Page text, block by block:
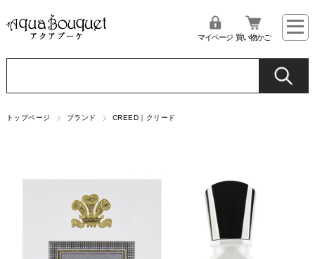
マイページ 買い物かご
トップページ ブランド CREED｜クリード